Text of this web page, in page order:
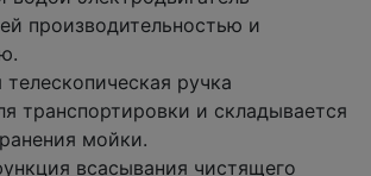
производительностью и
ручка
транспортировки и складывается
мойки.
всасывания чистящего